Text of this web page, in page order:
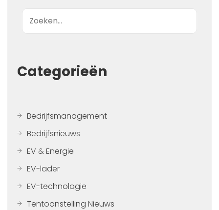
Zoek op
Categorieën
Bedrijfsmanagement
Bedrijfsnieuws
EV & Energie
EV-lader
EV-technologie
Tentoonstelling Nieuws